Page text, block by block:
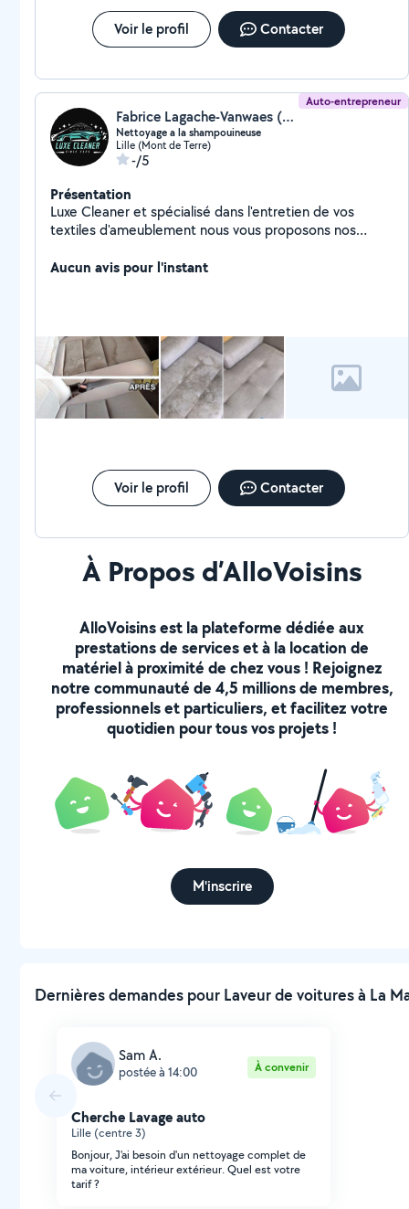
Voir le profil Contacter
Auto-entrepreneur
Fabrice Lagache-Vanwaes (Luxe Cleaner)
Nettoyage a la shampouineuse
Lille (Mont de Terre)
-/5
Présentation
Luxe Cleaner et spécialisé dans l'entretien de vos
textiles d'ameublement nous vous proposons nos
Cleaner. Nous intervenons de façon ponctuelle ou
Aucun avis pour l'instant
Voir le profil Contacter
À Propos d’AlloVoisins
AlloVoisins est la plateforme dédiée aux
prestations de services et à la location de
matériel à proximité de chez vous ! Rejoignez
notre communauté de 4,5 millions de membres,
professionnels et particuliers, et facilitez votre
quotidien pour tous vos projets !
M'inscrire
Dernières demandes pour Laveur de voitures à La
Sam A.
postée à 14:00 À convenir
Cherche Lavage auto
Lille (centre 3)
Bonjour, J'ai besoin d'un nettoyage complet de
ma voiture, intérieur extérieur. Quel est votre
tarif ?